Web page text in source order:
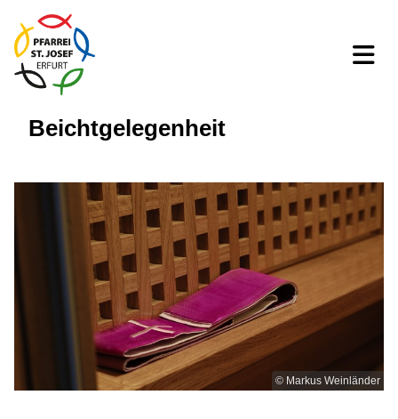
Beichtgelegenheit
© Markus Weinländer